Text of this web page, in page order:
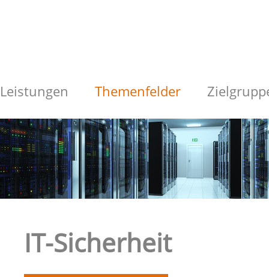
Leistungen Themenfelder
IT-Sicherheit